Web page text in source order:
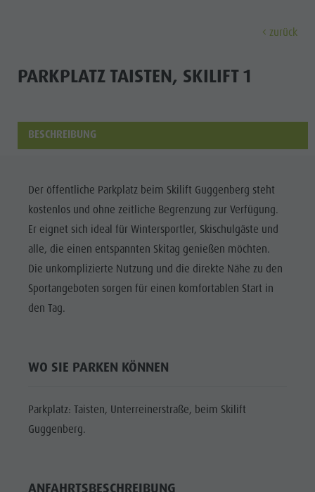
SEHENSWÜRDIGKEITEN
FAMILIE &
KINDER
Kultur
Bars &
Restaurants
Cook the
Das
Dolomiten UNESCO
Sehenswürdigkeiten
Events
Kultur
Sehenswürdigkeiten
Bars & Restaurants
Cook the Mountain
Naturparks
Südtirol
Events
Der Kronplatz
Radfahren
Paragleiten & Tandemfliegen
Weitere Aktivitäten
Ferienprogramme
Angebote
Mobilität vor Ort
Kontakt
Webcams
Wetter
Kronplatz Doctor Service
zurück
PARKPLATZ TAISTEN, SKILIFT 1
BESCHREIBUNG
Der öffentliche Parkplatz beim Skilift Guggenberg steht
kostenlos und ohne zeitliche Begrenzung zur Verfügung.
Er eignet sich ideal für Wintersportler, Skischulgäste und
alle, die einen entspannten Skitag genießen möchten.
Die unkomplizierte Nutzung und die direkte Nähe zu den
Sportangeboten sorgen für einen komfortablen Start in
den Tag.
WO SIE PARKEN KÖNNEN
Parkplatz: Taisten, Unterreinerstraße, beim Skilift
Guggenberg.
ANFAHRTSBESCHREIBUNG